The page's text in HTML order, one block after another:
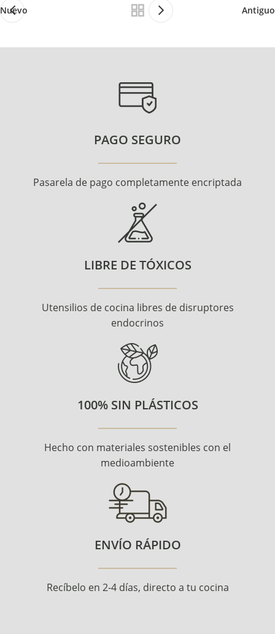
Nuevo Antiguo
PAGO SEGURO
Pasarela de pago completamente encriptada
LIBRE DE TÓXICOS
Utensilios de cocina libres de disruptores
endocrinos
100% SIN PLÁSTICOS
Hecho con materiales sostenibles con el
medioambiente
ENVÍO RÁPIDO
Recíbelo en 2-4 días, directo a tu cocina